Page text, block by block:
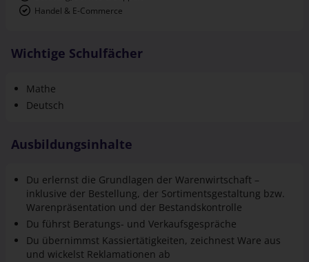
Mathe
Du erlernst die Grundlagen der Warenwirtschaft –
Waren­präsentation und der Bestandskontrolle
Du führst Beratungs- und Verkaufsgespräche
Du übernimmst Kassier­tätigkeiten, zeichnest Ware aus
und wickelst Reklamationen ab
Du lernst die Backoffice-Bereiche im Kunden­infor­